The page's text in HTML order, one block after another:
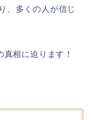
、多くの人が信じ
相に迫ります！